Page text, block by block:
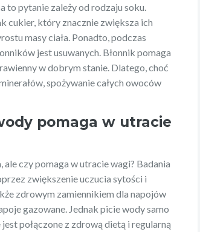
to pytanie zależy od rodzaju soku.
cukier, który znacznie zwiększa ich
masy ciała. Ponadto, podczas
jest usuwanych. Błonnik pomaga
w dobrym stanie. Dlatego, choć
spożywanie całych owoców
pomaga w utracie
czy pomaga w utracie wagi? Badania
zwiększenie uczucia sytości i
zdrowym zamiennikiem dla napojów
gazowane. Jednak picie wody samo
połączone z zdrową dietą i regularną